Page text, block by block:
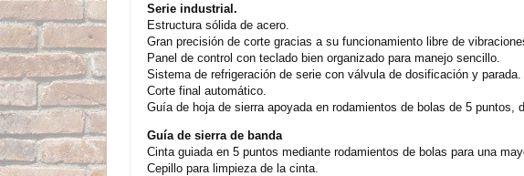
Serie industrial.
Estructura sólida de acero.
Gran precisión de corte gracias a su funcionamiento libre de
Panel de control con teclado bien organizado para manejo sencillo.
Sistema de refrigeración de serie con válvula de dosificación y parada.
Corte final automático.
Guía de hoja de sierra apoyada en rodamientos de bolas de 5 puntos,
Guía de sierra de banda
Cinta guiada en 5 puntos mediante rodamientos de bolas para una
Cepillo para limpieza de la cinta.